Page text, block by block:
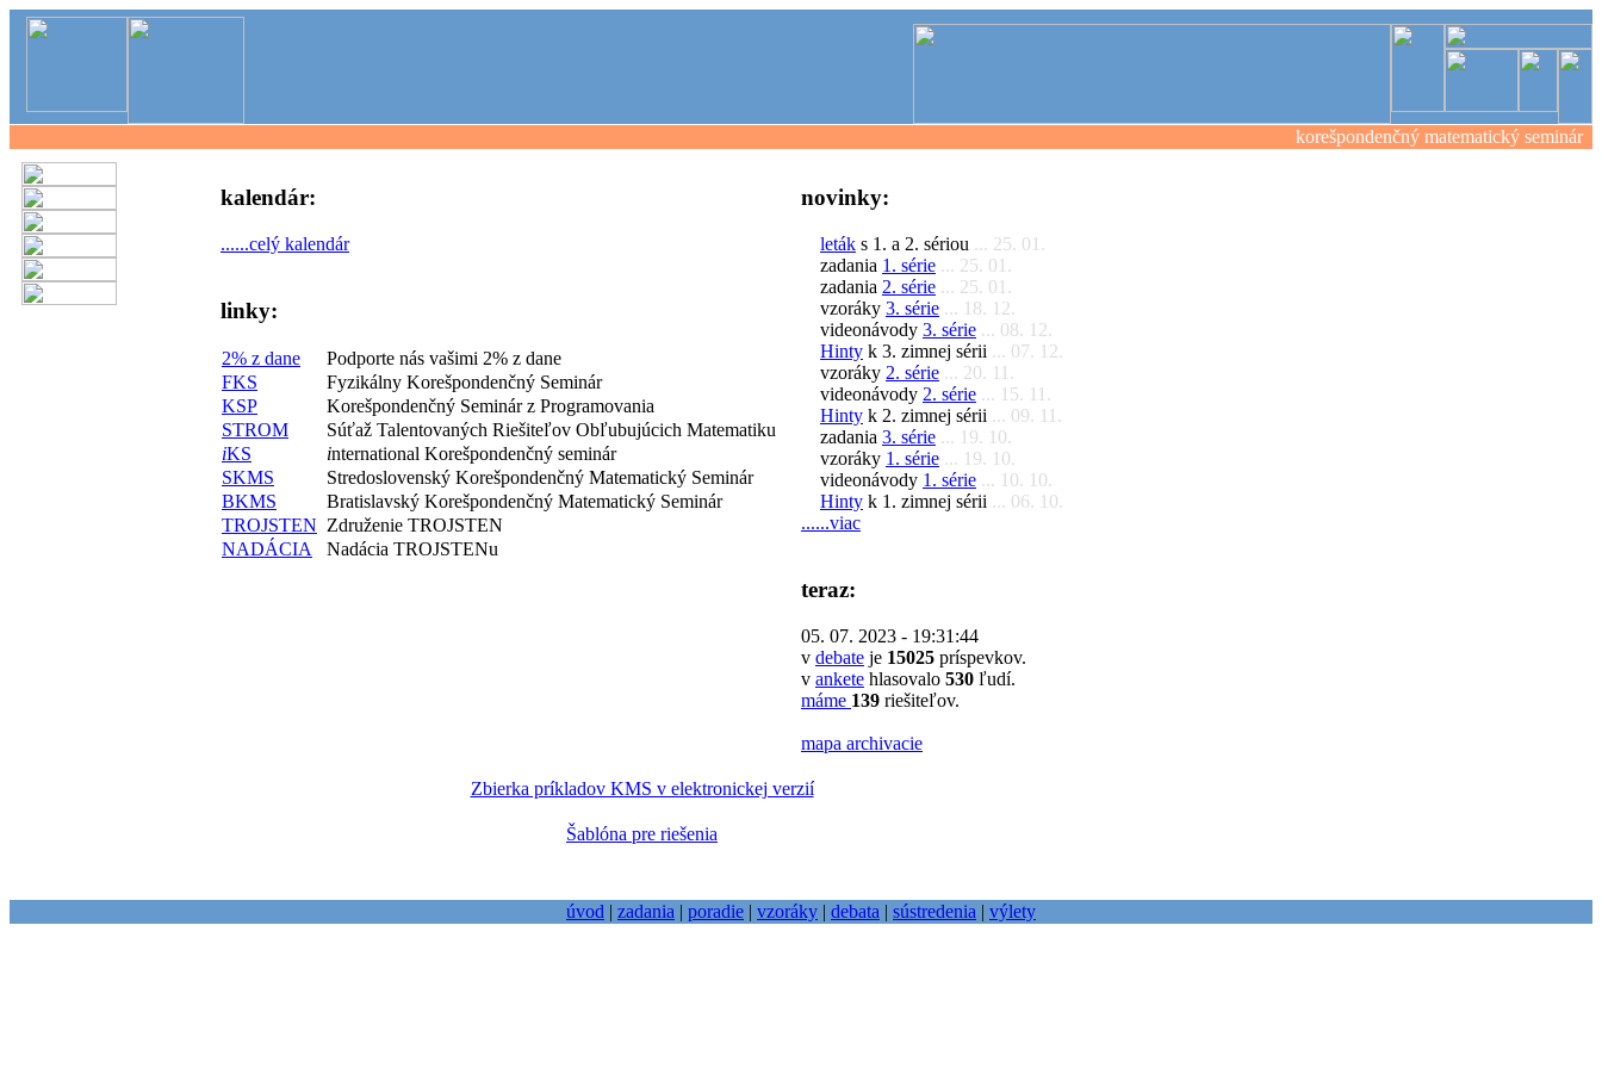
korešpondenčný matematický seminár
kalendár:
......celý kalendár
linky:
2% z dane
Podporte nás vašimi 2% z dane
FKS
Fyzikálny Korešpondenčný Seminár
KSP
Korešpondenčný Seminár z Programovania
STROM
Súťaž Talentovaných Riešiteľov Obľubujúcich Matematiku
iKS international Korešpondenčný seminár
SKMS
Stredoslovenský Korešpondenčný Matematický Seminár
BKMS
Bratislavský Korešpondenčný Matematický Seminár
TROJSTEN Združenie TROJSTEN
NADÁCIA
Nadácia TROJSTENu
novinky:
leták s 1. a 2. sériou ... 25. 01.
zadania 1. série ... 25. 01.
zadania 2. série ... 25. 01.
vzoráky 3. série ... 18. 12.
videonávody 3. série ... 08. 12.
Hinty k 3. zimnej sérii ... 07. 12.
vzoráky 2. série ... 20. 11.
videonávody 2. série ... 15. 11.
Hinty k 2. zimnej sérii ... 09. 11.
zadania 3. série ... 19. 10.
vzoráky 1. série ... 19. 10.
videonávody 1. série ... 10. 10.
Hinty k 1. zimnej sérii ... 06. 10.
......viac
teraz:
05. 07. 2023 - 19:31:44
v debate je 15025 príspevkov.
v ankete hlasovalo 530 ľudí.
máme 139 riešiteľov.
mapa archivacie
Zbierka príkladov KMS v elektronickej verzií
Šablóna pre riešenia
úvod | zadania | poradie | vzoráky | debata | sústredenia | výlety